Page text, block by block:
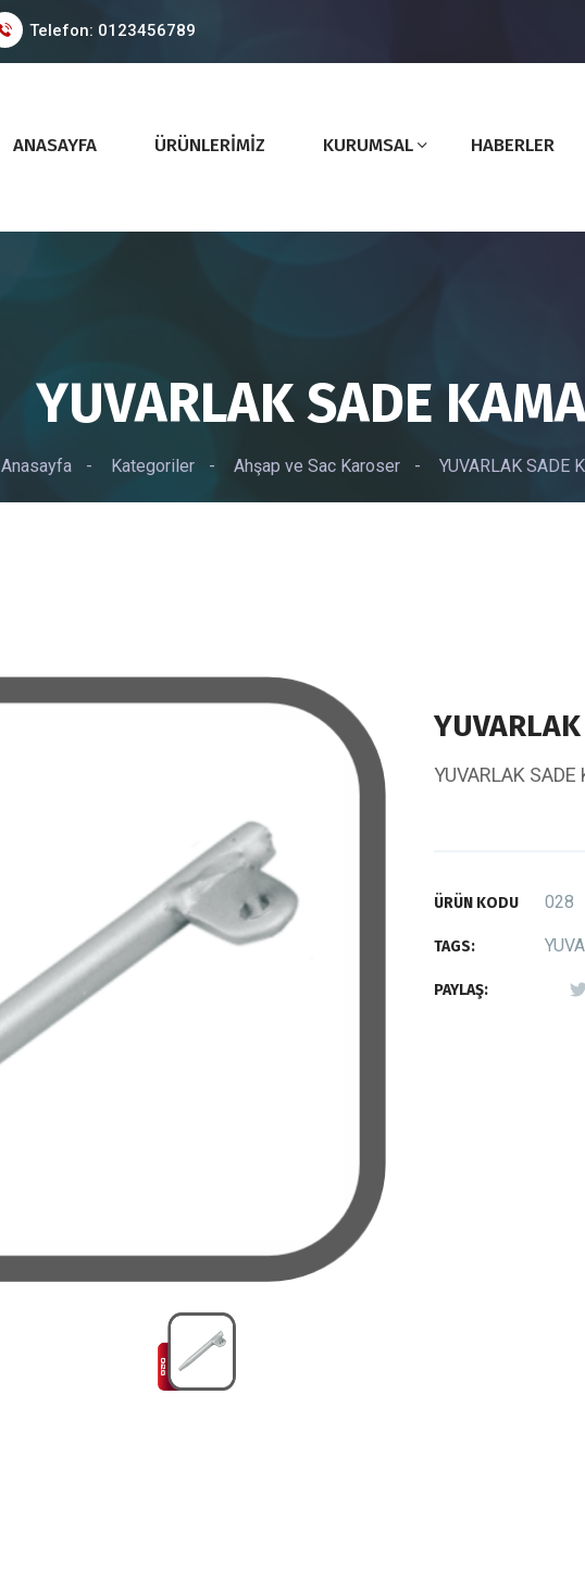
Telefon: 0123456789
ANASAYFA ÜRÜNLERİMİZ KURUMSAL HABERLER
YUVARLAK SADE
Anasayfa - Kategoriler - Ahşap ve Sac Karoser - YUVARLAK SADE
YUVARLAK SADE
ÜRÜN KODU 028
TAGS:
PAYLAŞ: